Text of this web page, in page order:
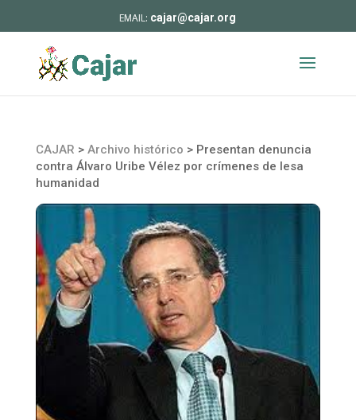
cajar@cajar.org
CAJAR > Archivo histórico > Presentan denuncia
contra Álvaro Uribe Vélez por crímenes de lesa
humanidad